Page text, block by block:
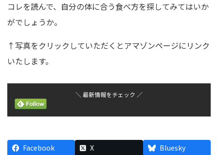
コレを読んで、自分の体に合う食べ方を探してみてはいか
がでしょうか。
↑写真をクリックしていただくとアマゾンページにリンク
いたします。
＼ 最新情報をチェック ／
Facebook X
Bluesky